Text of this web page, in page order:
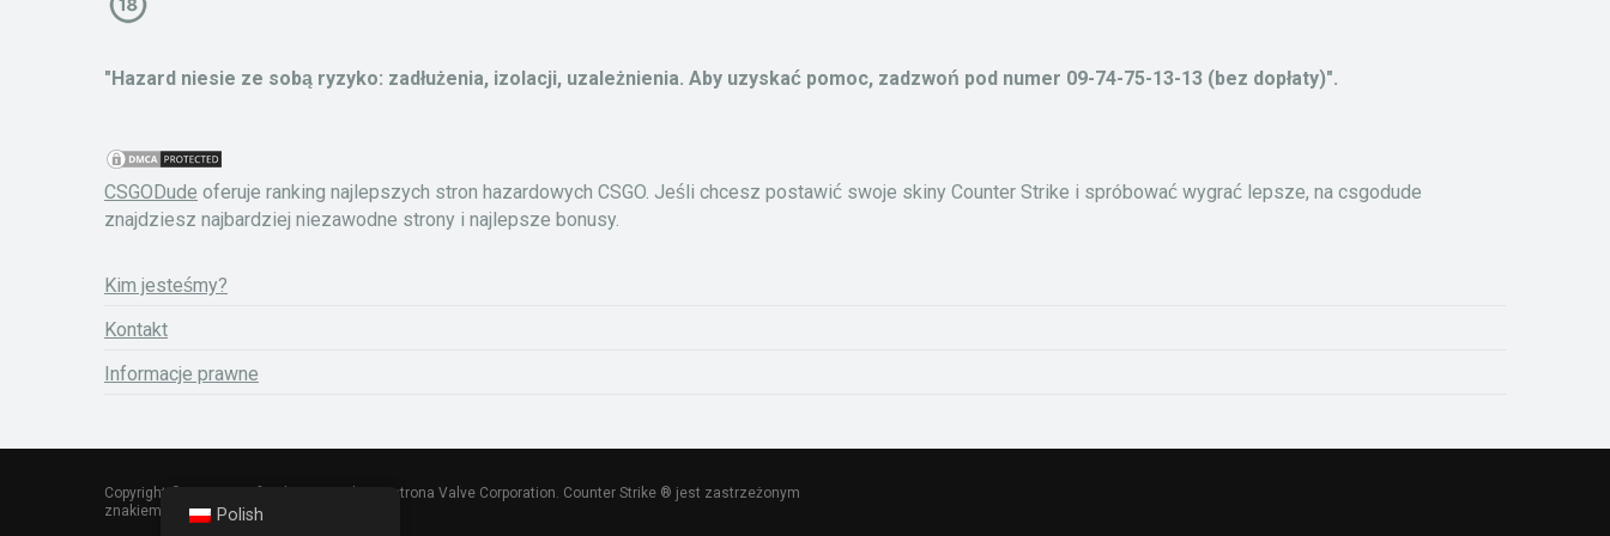
"Hazard niesie ze sobą ryzyko: zadłużenia, izolacji, uzależnienia. Aby uzyskać pomoc, zadzwoń pod numer 09-74-75-13-13 (bez dopłaty)".
CSGODude oferuje ranking najlepszych stron hazardowych CSGO. Jeśli chcesz postawić swoje skiny Counter Strike i spróbować wygrać lepsze, na csgodude
znajdziesz najbardziej niezawodne strony i najlepsze bonusy.
Kim jesteśmy?
Kontakt
Informacje prawne
Copyright © 2023. Nieoficjalna i niezależna strona Valve Corporation. Counter Strike ® jest zastrzeżonym
znakiem towarowym Valve Corporation.
Polish